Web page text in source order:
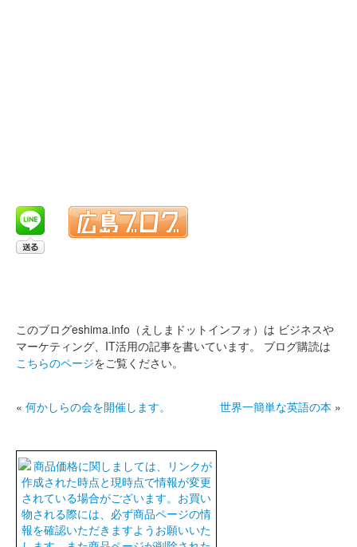
このブログeshima.info（えしまドットインフォ）は ビジネスや
マーケティング、IT活用の記事を書いています。
ブログ購読は
こちらのページをご覧ください。
« 何かしらの会を開催します。 世界一簡単な英語の本 »